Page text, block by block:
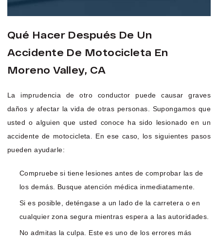
Qué Hacer Después De Un
Accidente De Motocicleta En
Moreno Valley, CA
La imprudencia de otro conductor puede causar graves
daños y afectar la vida de otras personas. Supongamos que
usted o alguien que usted conoce ha sido lesionado en un
accidente de motocicleta. En ese caso, los siguientes pasos
pueden ayudarle:
Compruebe si tiene lesiones antes de comprobar las de
los demás. Busque atención médica inmediatamente.
Si es posible, deténgase a un lado de la carretera o en
cualquier zona segura mientras espera a las autoridades.
No admitas la culpa. Este es uno de los errores más